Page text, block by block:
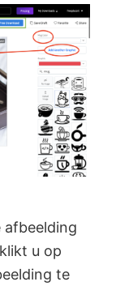
afbeelding
u op
te